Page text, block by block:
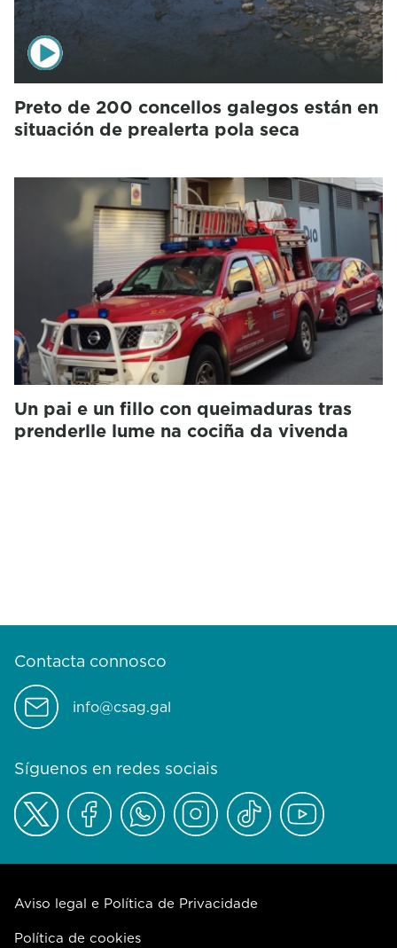
Preto de 200 concellos galegos están en
situación de prealerta pola seca
Un pai e un fillo con queimaduras tras
prenderlle lume na cociña da vivenda
Contacta connosco
info@csag.gal
Síguenos en redes sociais
Aviso legal e Política de Privacidade
Política de cookies